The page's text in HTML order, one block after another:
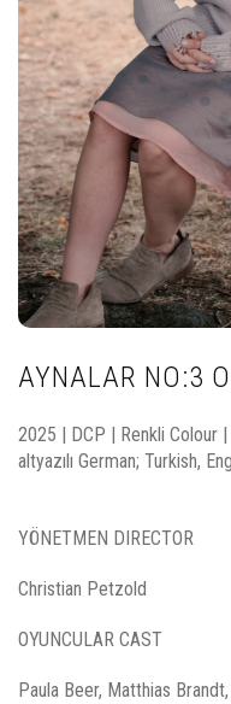
AYNALAR NO:3
2025 | DCP | Renkli Colour
altyazılı German; Turkish,
YÖNETMEN DIRECTOR
Christian Petzold
OYUNCULAR CAST
Paula Beer, Matthias